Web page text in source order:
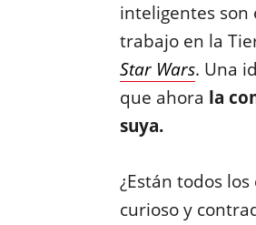
inteligentes
trabajo en la
Star Wars. Una
que ahora la
suya.
¿Están todos
curioso y